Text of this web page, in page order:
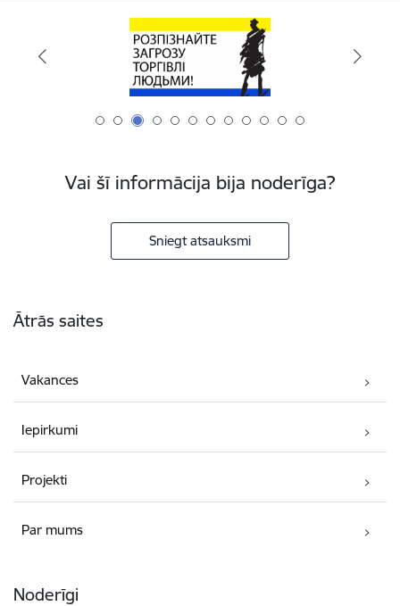
Vai šī informācija bija noderīga?
Sniegt atsauksmi
Ātrās saites
Vakances
Iepirkumi
Projekti
Par mums
Noderīgi